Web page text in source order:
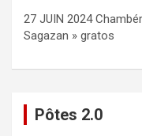
27 JUIN 2024
Sagazan » gratos
Pôtes 2.0